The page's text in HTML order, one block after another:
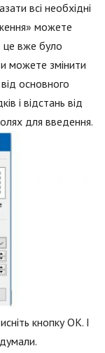
всі необхідні
можете
це вже було
можете змінити
основного
і відстань від
для введення.
кнопку ОК. І